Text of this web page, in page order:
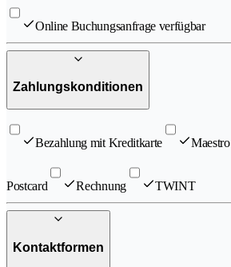
Online Buchungsanfrage verfügbar
Zahlungskonditionen
Bezahlung mit Kreditkarte Maestro
Postcard Rechnung TWINT
Kontaktformen